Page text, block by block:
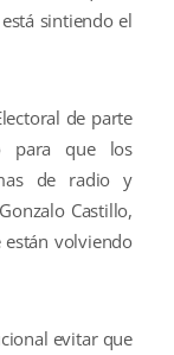
sintiendo el
de parte
para que los
de radio y
Castillo,
volviendo
evitar que